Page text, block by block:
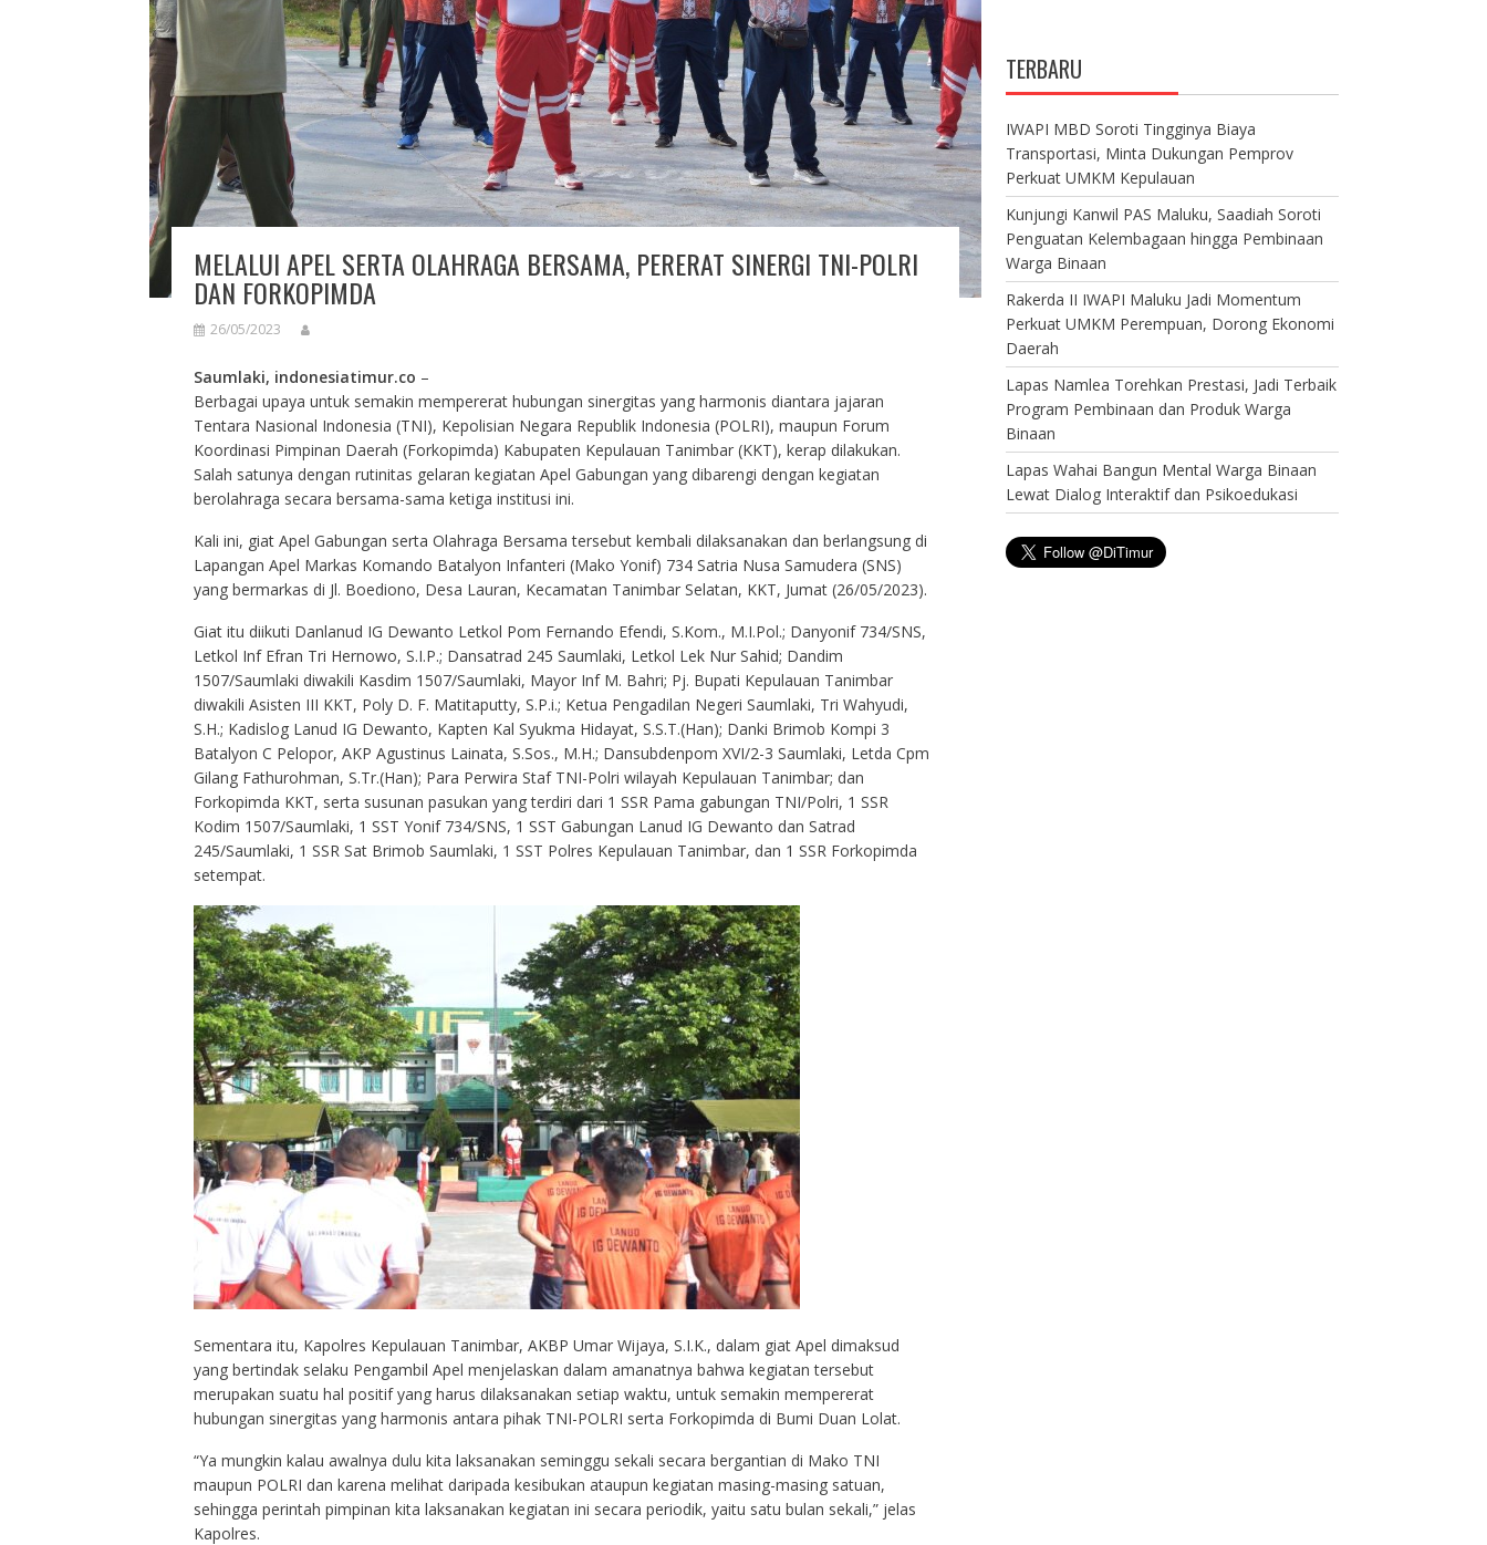
MELALUI APEL SERTA OLAHRAGA BERSAMA, PERERAT SINERGI TNI-POLRI
DAN FORKOPIMDA
26/05/2023
Saumlaki, indonesiatimur.co –
Berbagai upaya untuk semakin mempererat hubungan sinergitas yang harmonis diantara jajaran
Tentara Nasional Indonesia (TNI), Kepolisian Negara Republik Indonesia (POLRI), maupun Forum
Koordinasi Pimpinan Daerah (Forkopimda) Kabupaten Kepulauan Tanimbar (KKT), kerap dilakukan.
Salah satunya dengan rutinitas gelaran kegiatan Apel Gabungan yang dibarengi dengan kegiatan
berolahraga secara bersama-sama ketiga institusi ini.
Kali ini, giat Apel Gabungan serta Olahraga Bersama tersebut kembali dilaksanakan dan berlangsung di
Lapangan Apel Markas Komando Batalyon Infanteri (Mako Yonif) 734 Satria Nusa Samudera (SNS)
yang bermarkas di Jl. Boediono, Desa Lauran, Kecamatan Tanimbar Selatan, KKT, Jumat (26/05/2023).
Giat itu diikuti Danlanud IG Dewanto Letkol Pom Fernando Efendi, S.Kom., M.I.Pol.; Danyonif 734/SNS,
Letkol Inf Efran Tri Hernowo, S.I.P.; Dansatrad 245 Saumlaki, Letkol Lek Nur Sahid; Dandim
1507/Saumlaki diwakili Kasdim 1507/Saumlaki, Mayor Inf M. Bahri; Pj. Bupati Kepulauan Tanimbar
diwakili Asisten III KKT, Poly D. F. Matitaputty, S.P.i.; Ketua Pengadilan Negeri Saumlaki, Tri Wahyudi,
S.H.; Kadislog Lanud IG Dewanto, Kapten Kal Syukma Hidayat, S.S.T.(Han); Danki Brimob Kompi 3
Batalyon C Pelopor, AKP Agustinus Lainata, S.Sos., M.H.; Dansubdenpom XVI/2-3 Saumlaki, Letda Cpm
Gilang Fathurohman, S.Tr.(Han); Para Perwira Staf TNI-Polri wilayah Kepulauan Tanimbar; dan
Forkopimda KKT, serta susunan pasukan yang terdiri dari 1 SSR Pama gabungan TNI/Polri, 1 SSR
Kodim 1507/Saumlaki, 1 SST Yonif 734/SNS, 1 SST Gabungan Lanud IG Dewanto dan Satrad
245/Saumlaki, 1 SSR Sat Brimob Saumlaki, 1 SST Polres Kepulauan Tanimbar, dan 1 SSR Forkopimda
setempat.
Sementara itu, Kapolres Kepulauan Tanimbar, AKBP Umar Wijaya, S.I.K., dalam giat Apel dimaksud
yang bertindak selaku Pengambil Apel menjelaskan dalam amanatnya bahwa kegiatan tersebut
merupakan suatu hal positif yang harus dilaksanakan setiap waktu, untuk semakin mempererat
hubungan sinergitas yang harmonis antara pihak TNI-POLRI serta Forkopimda di Bumi Duan Lolat.
“Ya mungkin kalau awalnya dulu kita laksanakan seminggu sekali secara bergantian di Mako TNI
maupun POLRI dan karena melihat daripada kesibukan ataupun kegiatan masing-masing satuan,
sehingga perintah pimpinan kita laksanakan kegiatan ini secara periodik, yaitu satu bulan sekali,” jelas
Kapolres.
TERBARU
IWAPI MBD Soroti Tingginya Biaya
Transportasi, Minta Dukungan Pemprov
Perkuat UMKM Kepulauan
Kunjungi Kanwil PAS Maluku, Saadiah Soroti
Penguatan Kelembagaan hingga Pembinaan
Warga Binaan
Rakerda II IWAPI Maluku Jadi Momentum
Perkuat UMKM Perempuan, Dorong Ekonomi
Daerah
Lapas Namlea Torehkan Prestasi, Jadi Terbaik
Program Pembinaan dan Produk Warga
Binaan
Lapas Wahai Bangun Mental Warga Binaan
Lewat Dialog Interaktif dan Psikoedukasi